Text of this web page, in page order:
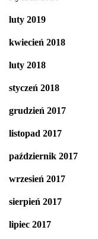
luty 2019
kwiecień 2018
luty 2018
styczeń 2018
grudzień 2017
listopad 2017
październik 2017
wrzesień 2017
sierpień 2017
lipiec 2017